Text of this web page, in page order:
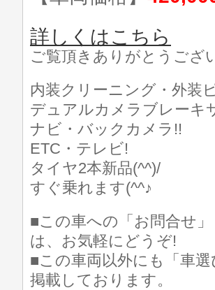
詳しくはこちら
ご覧頂きありがとうござ
内装クリーニング・外装
デュアルカメラブレーキ
ナビ・バックカメラ!!
ETC・テレビ!
タイヤ2本新品(^^)/
すぐ乗れます(^^♪
■この車への「お問合せ
は、お気軽にどうぞ!
■この車両以外にも「車
掲載しております。